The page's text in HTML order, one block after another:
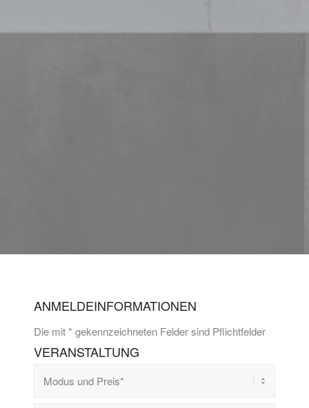
ANMELDEINFORMATIONEN
Die mit * gekennzeichneten Felder sind Pflichtfelder
VERANSTALTUNG